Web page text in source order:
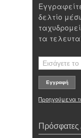
δελτίο
τα
Προηγούμενα
Πρόσφατες